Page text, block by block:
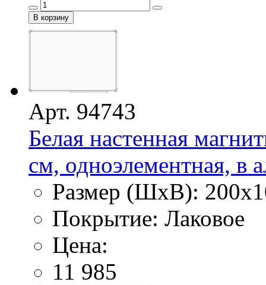
Арт. 94743
Белая настенная
см, одноэлементная, в
Размер (ШхВ):
Покрытие: Лаковое
Цена:
11 985